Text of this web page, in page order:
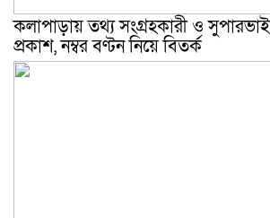
কলাপাড়ায় তথ্য সংগ্রহকারী ও
প্রকাশ, নম্বর বণ্টন নিয়ে বিতর্ক